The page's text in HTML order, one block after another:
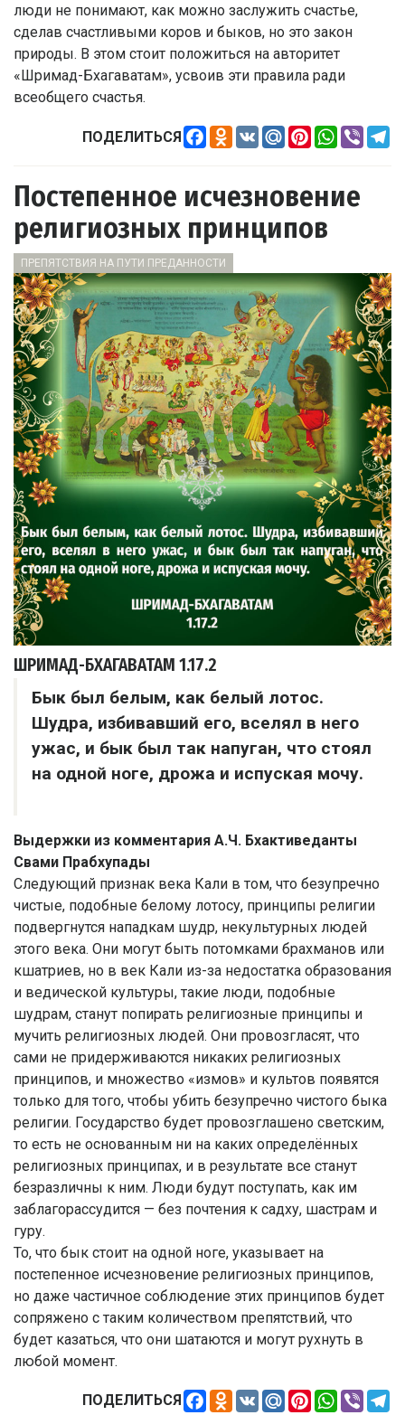
люди не понимают, как можно заслужить счастье,
сделав счастливыми коров и быков, но это закон
природы. В этом стоит положиться на авторитет
«Шримад-Бхагаватам», усвоив эти правила ради
всеобщего счастья.
ПОДЕЛИТЬСЯ Facebook
Odnoklassniki
VK Mail.RuPinterest
WhatsApp
Viber
Постепенное исчезновение
религиозных принципов
ПРЕПЯТСТВИЯ НА ПУТИ ПРЕДАННОСТИ
ШРИМАД-БХАГАВАТАМ 1.17.2
Бык был белым, как белый лотос.
Шудра, избивавший его, вселял в него
ужас, и бык был так напуган, что стоял
на одной ноге, дрожа и испуская мочу.
Выдержки из комментария А.Ч. Бхактиведанты
Свами Прабхупады
Следующий признак века Кали в том, что безупречно
чистые, подобные белому лотосу, принципы религии
подвергнутся нападкам шудр, некультурных людей
этого века. Они могут быть потомками брахманов или
кшатриев, но в век Кали из-за недостатка образования
и ведической культуры, такие люди, подобные
шудрам, станут попирать религиозные принципы и
мучить религиозных людей. Они провозгласят, что
сами не придерживаются никаких религиозных
принципов, и множество «измов» и культов появятся
только для того, чтобы убить безупречно чистого быка
религии. Государство будет провозглашено светским,
то есть не основанным ни на каких определённых
религиозных принципах, и в результате все станут
безразличны к ним. Люди будут поступать, как им
заблагорассудится — без почтения к садху, шастрам и
гуру.
То, что бык стоит на одной ноге, указывает на
постепенное исчезновение религиозных принципов,
но даже частичное соблюдение этих принципов будет
сопряжено с таким количеством препятствий, что
будет казаться, что они шатаются и могут рухнуть в
любой момент.
ПОДЕЛИТЬСЯ Facebook
Odnoklassniki
VK Mail.RuPinterest
WhatsApp
Viber